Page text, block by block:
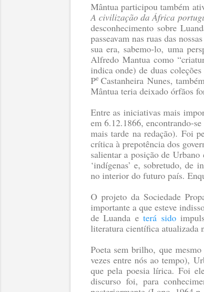
Mântua participou também
A civilização da África
desconhecimento sobre
passeavam nas ruas das
sua era, sabemo-lo, uma
Alfredo Mantua como
indica onde) de duas
Pe Castanheira Nunes,
Mântua teria deixado órfãos
Entre as iniciativas mais
em 6.12.1866, encontrando-
mais tarde na redação). Foi
crítica à prepotência dos
salientar a posição de Urbano
‘indígenas’ e, sobretudo, de
no interior do futuro país.
O projeto da Sociedade
importante a que esteve
de Luanda eterá sido
literatura científica atualizada
Poeta sem brilho, que
vezes entre nós ao tempo),
que pela poesia lírica. Foi
discurso foi, para